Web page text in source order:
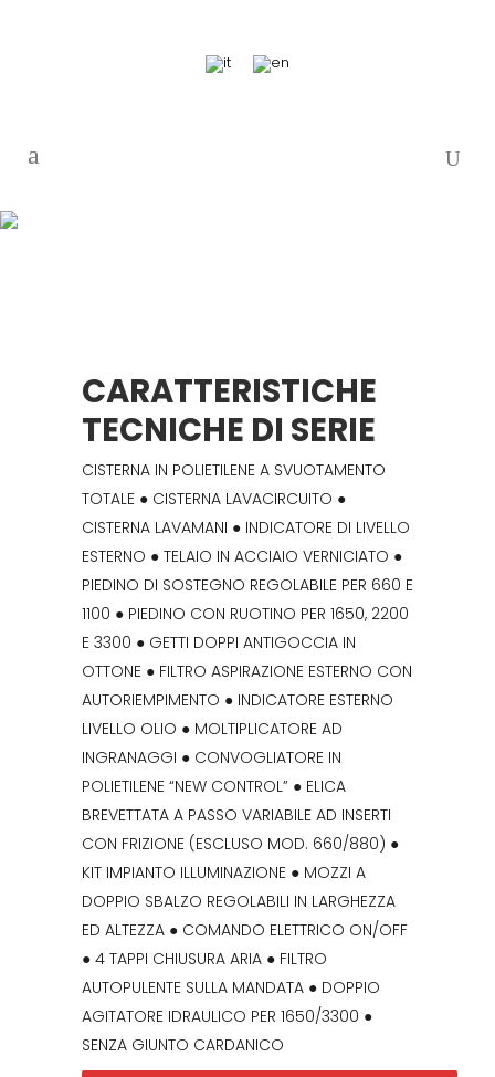
CARATTERISTICHE
TECNICHE DI SERIE
CISTERNA IN POLIETILENE A SVUOTAMENTO
TOTALE ● CISTERNA LAVACIRCUITO ●
CISTERNA LAVAMANI ● INDICATORE DI LIVELLO
ESTERNO ● TELAIO IN ACCIAIO VERNICIATO ●
PIEDINO DI SOSTEGNO REGOLABILE PER 660 E
1100 ● PIEDINO CON RUOTINO PER 1650, 2200
E 3300 ● GETTI DOPPI ANTIGOCCIA IN
OTTONE ● FILTRO ASPIRAZIONE ESTERNO CON
AUTORIEMPIMENTO ● INDICATORE ESTERNO
LIVELLO OLIO ● MOLTIPLICATORE AD
INGRANAGGI ● CONVOGLIATORE IN
POLIETILENE “NEW CONTROL” ● ELICA
BREVETTATA A PASSO VARIABILE AD INSERTI
CON FRIZIONE (ESCLUSO MOD. 660/880) ●
KIT IMPIANTO ILLUMINAZIONE ● MOZZI A
DOPPIO SBALZO REGOLABILI IN LARGHEZZA
ED ALTEZZA ● COMANDO ELETTRICO ON/OFF
● 4 TAPPI CHIUSURA ARIA ● FILTRO
AUTOPULENTE SULLA MANDATA ● DOPPIO
AGITATORE IDRAULICO PER 1650/3300 ●
SENZA GIUNTO CARDANICO